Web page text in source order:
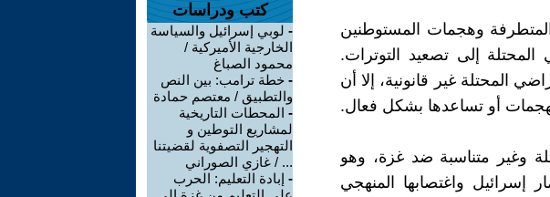
المتطرفة وهجمات المستوطنين
المحتلة إلى تصعيد التوترات.
المحتلة غير قانونية، إلا أن
أو تساعدها بشكل فعال.
وغير متناسبة ضد غزة، وهو
واغتصابها المنهجي
كتب ودراسات
- لوبي إسرائيل والسياسة
الخارجية الأميركية /
محمود الصباغ
- خطة ترامب: بين النص
والتطبيق / معتصم حمادة
- المحطات التاريخية
لمشاريع التوطين و
التهجير التصفوية لقضيتنا
... / غازي الصوراني
- إبادة التعليم: الحرب